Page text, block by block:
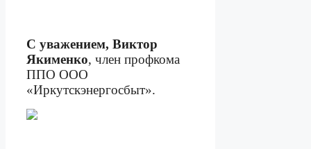
С уважением, Виктор
Якименко, член профкома
ППО ООО
«Иркутскэнергосбыт».